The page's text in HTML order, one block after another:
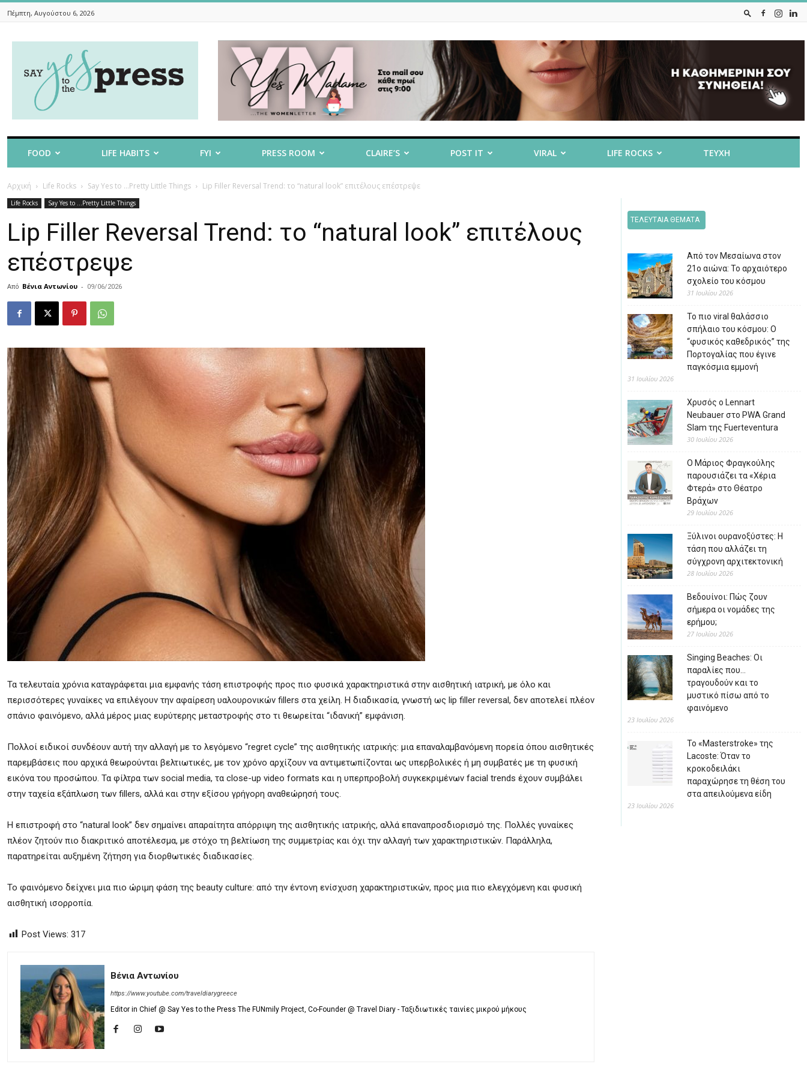
Πέμπτη, Αυγούστου 6, 2026
To
The
FOOD LIFE HABITS FYI PRESS ROOM CLAIRE’S POST IT VIRAL LIFE ROCKS ΤΕΥΧΗ
Αρχική Life Rocks Say Yes to ...Pretty Little Things Lip Filler Reversal Trend: το “natural look” επιτέλους επέστρεψε
Life Rocks Say Yes to ...Pretty Little Things
Lip Filler Reversal Trend: το “natural look” επιτέλους
επέστρεψε
Από Βένια Αντωνίου - 09/06/2026
Τα τελευταία χρόνια καταγράφεται μια εμφανής τάση επιστροφής προς πιο φυσικά χαρακτηριστικά στην αισθητική ιατρική, με όλο και
περισσότερες γυναίκες να επιλέγουν την αφαίρεση υαλουρονικών fillers στα χείλη. Η διαδικασία, γνωστή ως lip filler reversal, δεν αποτελεί πλέον
σπάνιο φαινόμενο, αλλά μέρος μιας ευρύτερης μεταστροφής στο τι θεωρείται “ιδανική” εμφάνιση.
Πολλοί ειδικοί συνδέουν αυτή την αλλαγή με το λεγόμενο “regret cycle” της αισθητικής ιατρικής: μια επαναλαμβανόμενη πορεία όπου αισθητικές
παρεμβάσεις που αρχικά θεωρούνται βελτιωτικές, με τον χρόνο αρχίζουν να αντιμετωπίζονται ως υπερβολικές ή μη συμβατές με τη φυσική
εικόνα του προσώπου. Τα φίλτρα των social media, τα close-up video formats και η υπερπροβολή συγκεκριμένων facial trends έχουν συμβάλει
στην ταχεία εξάπλωση των fillers, αλλά και στην εξίσου γρήγορη αναθεώρησή τους.
Η επιστροφή στο “natural look” δεν σημαίνει απαραίτητα απόρριψη της αισθητικής ιατρικής, αλλά επαναπροσδιορισμό της. Πολλές γυναίκες
πλέον ζητούν πιο διακριτικό αποτέλεσμα, με στόχο τη βελτίωση της συμμετρίας και όχι την αλλαγή των χαρακτηριστικών. Παράλληλα,
παρατηρείται αυξημένη ζήτηση για διορθωτικές διαδικασίες.
Το φαινόμενο δείχνει μια πιο ώριμη φάση της beauty culture: από την έντονη ενίσχυση χαρακτηριστικών, προς μια πιο ελεγχόμενη και φυσική
αισθητική ισορροπία.
Post Views: 317
Βένια Αντωνίου
https://www.youtube.com/traveldiarygreece
Editor in Chief @ Say Yes to the Press The FUNmily Project, Co-Founder @ Travel Diary - Ταξιδιωτικές ταινίες μικρού μήκους
ΤΕΛΕΥΤΑΙΑ ΘΕΜΑΤΑ
Από τον Μεσαίωνα στον
21ο αιώνα: Το αρχαιότερο
σχολείο του κόσμου
31 Ιουλίου 2026
Το πιο viral θαλάσσιο
σπήλαιο του κόσμου: Ο
“φυσικός καθεδρικός” της
Πορτογαλίας που έγινε
παγκόσμια εμμονή
31 Ιουλίου 2026
Χρυσός ο Lennart
Neubauer στο PWA Grand
Slam της Fuerteventura
30 Ιουλίου 2026
Ο Μάριος Φραγκούλης
παρουσιάζει τα «Χέρια
Φτερά» στο Θέατρο
Βράχων
29 Ιουλίου 2026
Ξύλινοι ουρανοξύστες: Η
τάση που αλλάζει τη
σύγχρονη αρχιτεκτονική
28 Ιουλίου 2026
Βεδουίνοι: Πώς ζουν
σήμερα οι νομάδες της
ερήμου;
27 Ιουλίου 2026
Singing Beaches: Οι
παραλίες που…
τραγουδούν και το
μυστικό πίσω από το
φαινόμενο
23 Ιουλίου 2026
Το «Masterstroke» της
Lacoste: Όταν το
κροκοδειλάκι
παραχώρησε τη θέση του
στα απειλούμενα είδη
23 Ιουλίου 2026